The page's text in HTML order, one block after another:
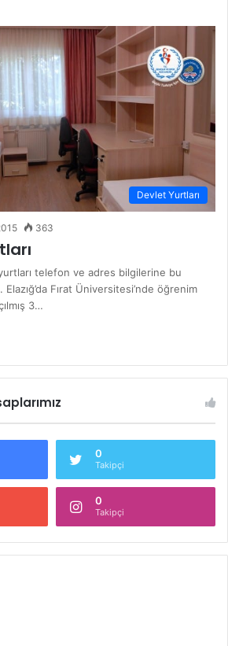
Devlet Yurtları
363
yurtları telefon ve adres bilgilerine bu
Fırat Üniversitesi’nde öğrenim
3…
0
Takipçi
0
Takipçi